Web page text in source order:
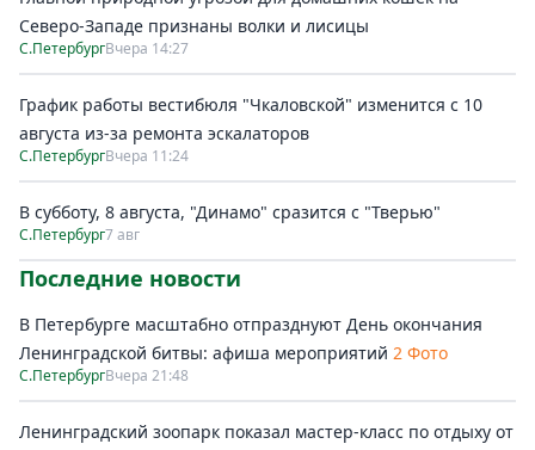
Северо-Западе признаны волки и лисицы
С.ПетербургВчера 14:27
График работы вестибюля "Чкаловской" изменится с 10
августа из-за ремонта эскалаторов
С.ПетербургВчера 11:24
В субботу, 8 августа, "Динамо" сразится с "Тверью"
С.Петербург7 авг
Последние новости
В Петербурге масштабно отпразднуют День окончания
Ленинградской битвы: афиша мероприятий 2 Фото
С.ПетербургВчера 21:48
Ленинградский зоопарк показал мастер-класс по отдыху от